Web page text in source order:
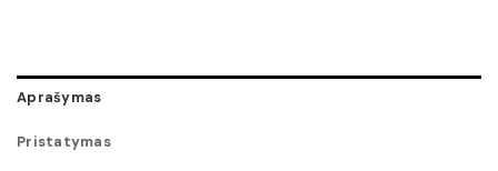
Aprašymas
Pristatymas